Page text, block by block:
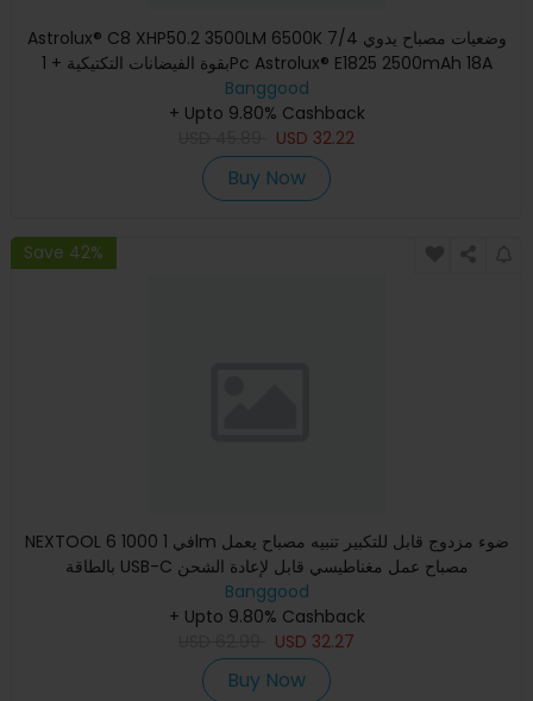
Astrolux® C8 XHP50.2 3500LM 6500K 7/4 وضعيات مصباح يدوي
بقوة الفيضانات التكتيكية + 1Pc Astrolux® E1825 2500mAh 18A
3.7V
Banggood
+ Upto 9.80% Cashback
USD 32.22
Buy Now
Save 42%
NEXTOOL 6 في 1 1000lm ضوء مزدوج قابل للتكبير تنبيه مصباح يعمل
بالطاقة USB-C مصباح عمل مغناطيسي قابل لإعادة الشحن
Banggood
+ Upto 9.80% Cashback
USD 32.27
Buy Now